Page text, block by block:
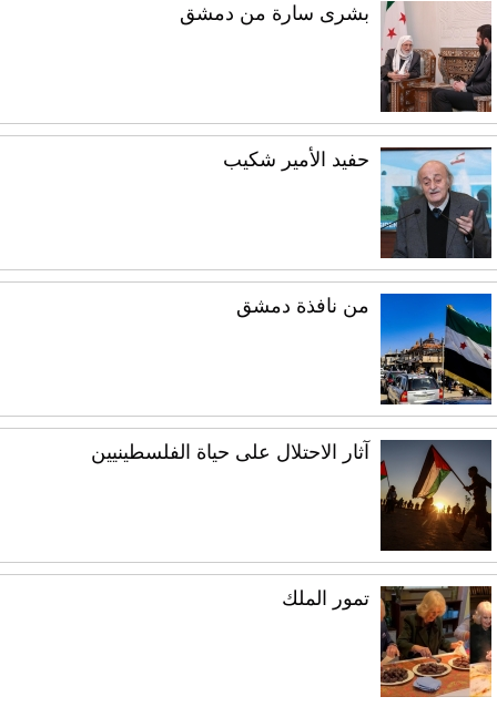
بشرى سارة من دمشق
حفيد الأمير شكيب
من نافذة دمشق
آثار الاحتلال على حياة الفلسطينيين
تمور الملك